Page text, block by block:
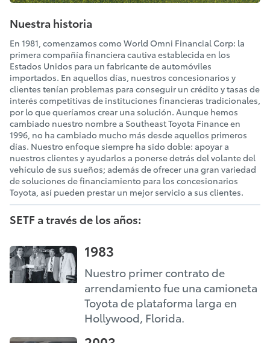
Nuestra historia
En 1981, comenzamos como World Omni Financial Corp: la
primera compañía financiera cautiva establecida en los
Estados Unidos para un fabricante de automóviles
importados. En aquellos días, nuestros concesionarios y
clientes tenían problemas para conseguir un crédito y tasas de
interés competitivas de instituciones financieras tradicionales,
por lo que queríamos crear una solución. Aunque hemos
cambiado nuestro nombre a Southeast Toyota Finance en
1996, no ha cambiado mucho más desde aquellos primeros
días. Nuestro enfoque siempre ha sido doble: apoyar a
nuestros clientes y ayudarlos a ponerse detrás del volante del
vehículo de sus sueños; además de ofrecer una gran variedad
de soluciones de financiamiento para los concesionarios
Toyota, así pueden prestar un mejor servicio a sus clientes.
SETF a través de los años:
1983
Nuestro primer contrato de
arrendamiento fue una camioneta
Toyota de plataforma larga en
Hollywood, Florida.